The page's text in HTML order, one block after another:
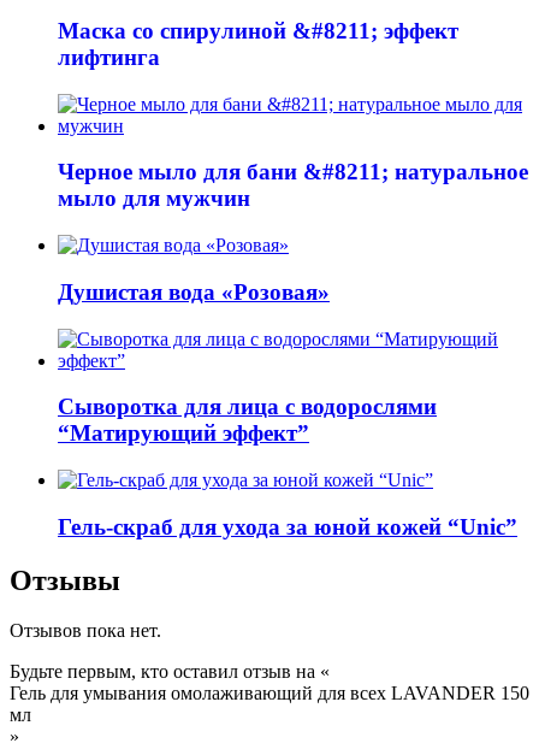
Маска со спирулиной &#8211; эффект
лифтинга
Черное мыло для бани &#8211; натуральное
мыло для мужчин
Душистая вода «Розовая»
Сыворотка для лица с водорослями
“Матирующий эффект”
Гель-скраб для ухода за юной кожей “Unic”
Отзывы
Отзывов пока нет.
Будьте первым, кто оставил отзыв на «
Гель для умывания омолаживающий для всех LAVANDER 150
мл
»